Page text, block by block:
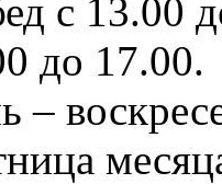
с 13.00
до 17.00.
–